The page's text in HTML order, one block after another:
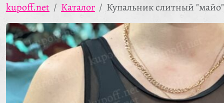
kupoff.net Каталог Купальник слитный "майо"